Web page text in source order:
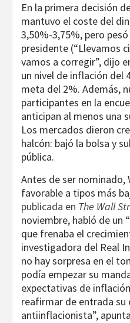
En la primera decisión
mantuvo el coste del
3,50%-3,75%, pero
presidente (“Llevamos
vamos a corregir”, dijo
un nivel de inflación del
meta del 2%. Además,
participantes en la
anticipan al menos una
Los mercados dieron
halcón: bajó la bolsa y
pública.
Antes de ser nominado,
favorable a tipos más
publicada en The Wall
noviembre, habló de un
que frenaba el
investigadora del Real
no hay sorpresa en el
podía empezar su
expectativas de
reafirmar de entrada su
antiinflacionista”,